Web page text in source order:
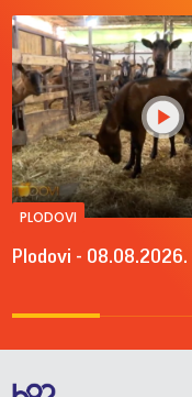
PLODOVI
Plodovi - 08.08.2026.